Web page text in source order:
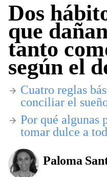
Dos
que
tanto
según el
​Cuatro reglas
conciliar el
Por qué algunas
tomar dulce a
Paloma